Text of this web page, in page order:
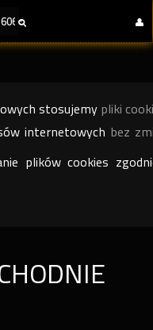
stosujemy pliki
internetowych bez
plików cookies